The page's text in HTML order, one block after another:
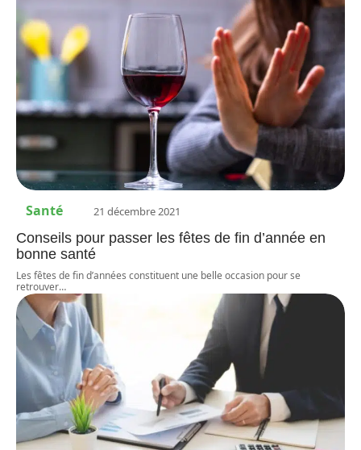
Santé 21 décembre 2021
Conseils pour passer les fêtes de fin d’année en
bonne santé
Les fêtes de fin d’années constituent une belle occasion pour se
retrouver…